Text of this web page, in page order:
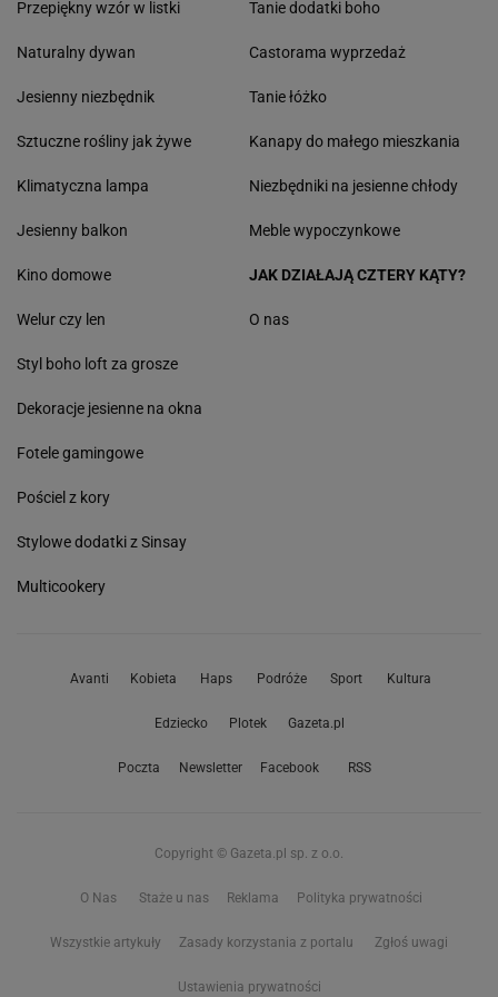
Przepiękny wzór w listki
Naturalny dywan
Jesienny niezbędnik
Sztuczne rośliny jak żywe
Klimatyczna lampa
Jesienny balkon
Tanie dodatki boho
Castorama wyprzedaż
Tanie łóżko
Kanapy do małego mieszkania
Niezbędniki na jesienne chłody
Meble wypoczynkowe
Kino domowe
Welur czy len
Styl boho loft za grosze
Dekoracje jesienne na okna
Fotele gamingowe
Pościel z kory
Stylowe dodatki z Sinsay
Multicookery
JAK DZIAŁAJĄ CZTERY KĄTY?
O nas
Avanti Kobieta Haps Podróże Sport Kultura
Edziecko Plotek Gazeta.pl
Poczta Newsletter Facebook RSS
Copyright © Gazeta.pl sp. z o.o.
O Nas Staże u nas Reklama Polityka prywatności
Wszystkie artykuły Zasady korzystania z portalu Zgłoś uwagi
Ustawienia prywatności